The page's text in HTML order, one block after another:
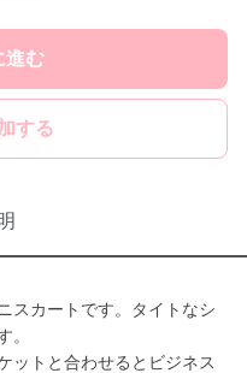
進む
する
スカートです。タイトなシ
。
ットと合わせるとビジネス